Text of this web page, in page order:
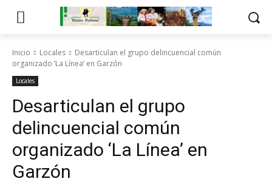
Inicio Locales
Desarticulan el grupo delincuencial común
organizado ‘La Línea’ en Garzón
Locales
Desarticulan el grupo
delincuencial común
organizado ‘La Línea’ en
Garzón